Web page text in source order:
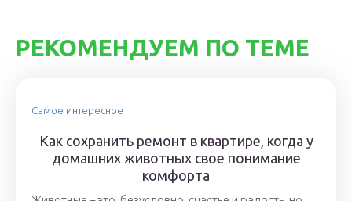
РЕКОМЕНДУЕМ ПО ТЕМЕ
Самое интересное
Как сохранить ремонт в квартире, когда у
домашних животных свое понимание
комфорта